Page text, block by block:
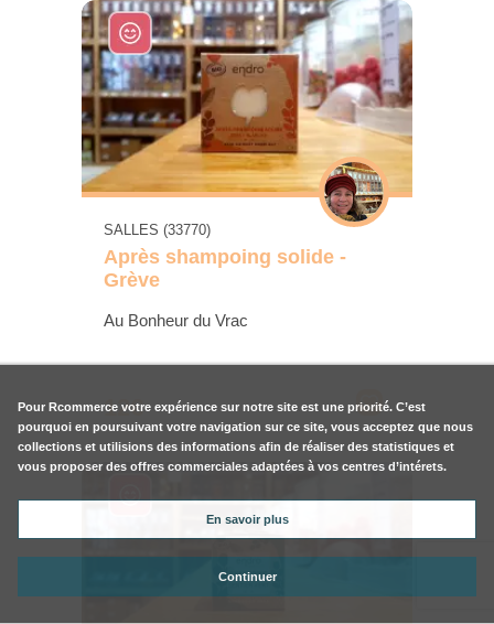
SALLES (33770)
Après shampoing solide -
Grève
Au Bonheur du Vrac
12€
Pour Rcommerce votre expérience sur notre site est une priorité. C’est
pourquoi en poursuivant votre navigation sur ce site, vous acceptez que nous
collections et utilisions des informations afin de réaliser des statistiques et
vous proposer des offres commerciales adaptées à vos centres d’intérets.
En savoir plus
Continuer